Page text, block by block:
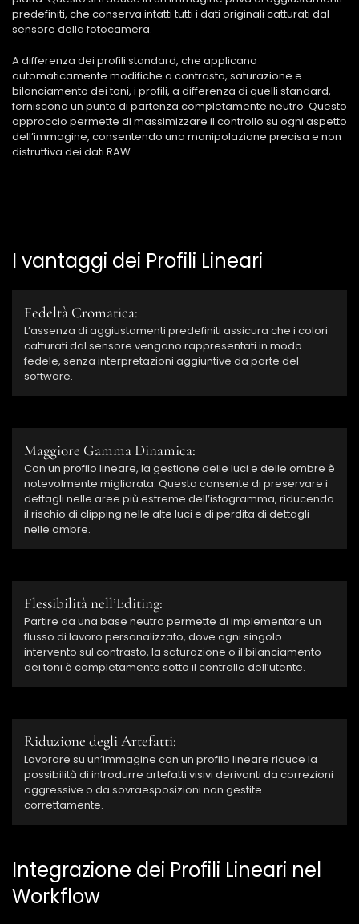
predefiniti, che conserva intatti tutti i dati originali catturati dal
sensore della fotocamera.
A differenza dei profili standard, che applicano
automaticamente modifiche a contrasto, saturazione e
bilanciamento dei toni, i profili, a differenza di quelli standard,
forniscono un punto di partenza completamente neutro. Questo
approccio permette di massimizzare il controllo su ogni aspetto
dell’immagine, consentendo una manipolazione precisa e non
distruttiva dei dati RAW.
I vantaggi dei Profili Lineari
Fedeltà Cromatica:
L’assenza di aggiustamenti predefiniti assicura che i colori
catturati dal sensore vengano rappresentati in modo
fedele, senza interpretazioni aggiuntive da parte del
software.
Maggiore Gamma Dinamica:
Con un profilo lineare, la gestione delle luci e delle ombre è
notevolmente migliorata. Questo consente di preservare i
dettagli nelle aree più estreme dell’istogramma, riducendo
il rischio di clipping nelle alte luci e di perdita di dettagli
nelle ombre.
Flessibilità nell’Editing:
Partire da una base neutra permette di implementare un
flusso di lavoro personalizzato, dove ogni singolo
intervento sul contrasto, la saturazione o il bilanciamento
dei toni è completamente sotto il controllo dell’utente.
Riduzione degli Artefatti:
Lavorare su un’immagine con un profilo lineare riduce la
possibilità di introdurre artefatti visivi derivanti da correzioni
aggressive o da sovraesposizioni non gestite
correttamente.
Integrazione dei Profili Lineari nel
Workflow